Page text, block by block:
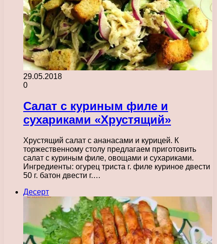
29.05.2018
0
Салат с куриным филе и
сухариками «Хрустящий»
Хрустящий салат с ананасами и курицей. К
торжественному столу предлагаем приготовить
салат с куриным филе, овощами и сухариками.
Ингредиенты: огурец триста г. филе куриное двести
50 г. батон двести г.…
Десерт